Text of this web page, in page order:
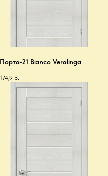
Порта-21 Bianco Veralinga
174,9 р.